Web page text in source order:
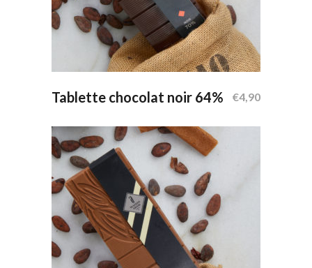
Ajouter Au Panier
Tablette chocolat noir 64% €4,90